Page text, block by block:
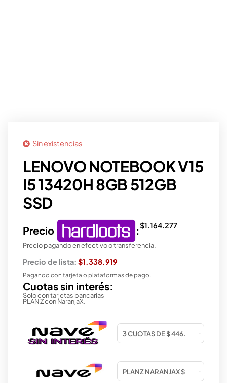
Sin existencias
LENOVO NOTEBOOK V15
I5 13420H 8GB 512GB
SSD
Precio :$1.164.277
Precio pagando en efectivo o transferencia.
Precio de lista: $1.338.919
Pagando con tarjeta o plataformas de pago.
Cuotas sin interés:
Solo con tarjetas bancarias
PLAN Z con NaranjaX.